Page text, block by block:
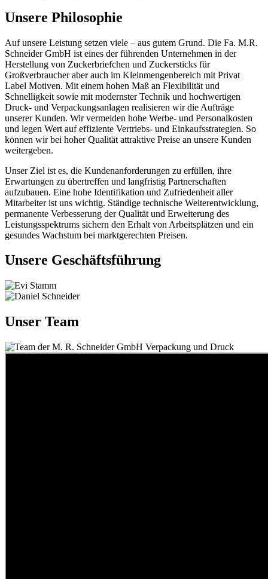
Unsere Philosophie
Auf unsere Leistung setzen viele – aus gutem Grund. Die Fa. M.R.
Schneider GmbH ist eines der führenden Unternehmen in der
Herstellung von Zuckerbriefchen und Zuckersticks für
Großverbraucher aber auch im Kleinmengenbereich mit Privat
Label Motiven. Mit einem hohen Maß an Flexibilität und
Schnelligkeit sowie mit modernster Technik und hochwertigen
Druck- und Verpackungsanlagen realisieren wir die Aufträge
unserer Kunden. Wir vermeiden hohe Werbe- und Personalkosten
und legen Wert auf effiziente Vertriebs- und Einkaufsstrategien. So
können wir bei hoher Qualität attraktive Preise an unsere Kunden
weitergeben.
Unser Ziel ist es, die Kundenanforderungen zu erfüllen, ihre
Erwartungen zu übertreffen und langfristig Partnerschaften
aufzubauen. Eine hohe Identifikation und Zufriedenheit aller
Mitarbeiter ist uns wichtig. Ständige technische Weiterentwicklung,
permanente Verbesserung der Qualität und Erweiterung des
Leistungsspektrums sichern den Erhalt von Arbeitsplätzen und ein
gesundes Wachstum bei marktgerechten Preisen.
Unsere Geschäftsführung
Unser Team